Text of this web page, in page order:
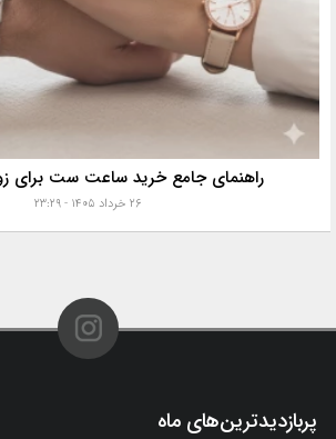
راهنمای جامع خرید ساعت ست برای
۲۶ خرداد ۱۴۰۵ - ۲۳:۲۹
پربازدیدترین‌های ماه